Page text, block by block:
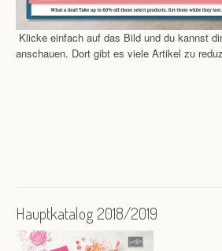
Klicke einfach auf das Bild und du kannst
anschauen. Dort gibt es viele Artikel zu
Hauptkatalog 2018/2019